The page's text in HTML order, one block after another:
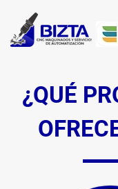
¿QUÉ